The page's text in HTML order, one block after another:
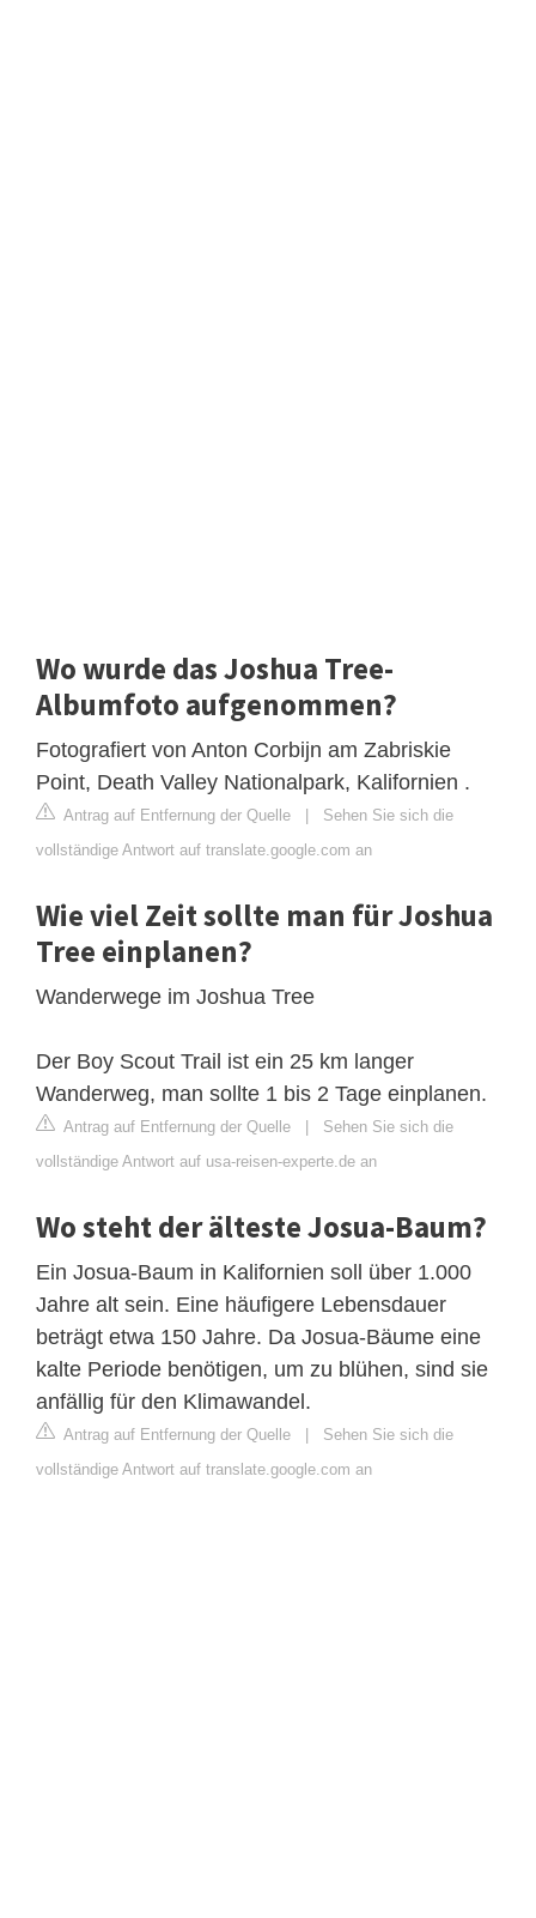
Wo wurde das Joshua Tree-
Albumfoto aufgenommen?
Fotografiert von Anton Corbijn am Zabriskie
Point, Death Valley Nationalpark, Kalifornien .
Antrag auf Entfernung der Quelle | Sehen Sie sich die
vollständige Antwort auf translate.google.com an
Wie viel Zeit sollte man für Joshua
Tree einplanen?
Wanderwege im Joshua Tree
Der Boy Scout Trail ist ein 25 km langer
Wanderweg, man sollte 1 bis 2 Tage einplanen.
Antrag auf Entfernung der Quelle | Sehen Sie sich die
vollständige Antwort auf usa-reisen-experte.de an
Wo steht der älteste Josua-Baum?
Ein Josua-Baum in Kalifornien soll über 1.000
Jahre alt sein. Eine häufigere Lebensdauer
beträgt etwa 150 Jahre. Da Josua-Bäume eine
kalte Periode benötigen, um zu blühen, sind sie
anfällig für den Klimawandel.
Antrag auf Entfernung der Quelle | Sehen Sie sich die
vollständige Antwort auf translate.google.com an